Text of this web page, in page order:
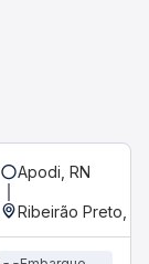
Apodi, RN
Ribeirão Preto,